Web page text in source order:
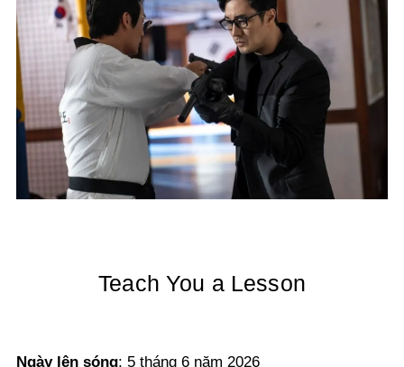
Teach You a Lesson
Ngày lên sóng: 5 tháng 6 năm 2026